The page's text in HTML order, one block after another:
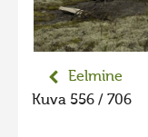
Liikuvad
Eelmine
Kuva 556 / 706